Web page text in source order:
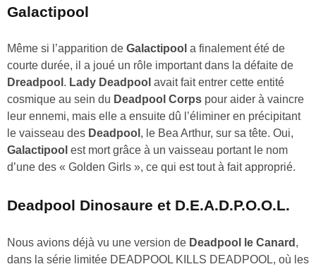
Galactipool
Même si l’apparition de Galactipool a finalement été de
courte durée, il a joué un rôle important dans la défaite de
Dreadpool . Lady Deadpool avait fait entrer cette entité
cosmique au sein du Deadpool Corps pour aider à vaincre
leur ennemi, mais elle a ensuite dû l’éliminer en précipitant
le vaisseau des Deadpool , le Bea Arthur, sur sa tête. Oui,
Galactipool est mort grâce à un vaisseau portant le nom
d’une des « Golden Girls », ce qui est tout à fait approprié.
Deadpool Dinosaure et D.E.A.D.P.O.O.L.
Nous avions déjà vu une version de Deadpool le Canard ,
dans la série limitée DEADPOOL KILLS DEADPOOL, où les